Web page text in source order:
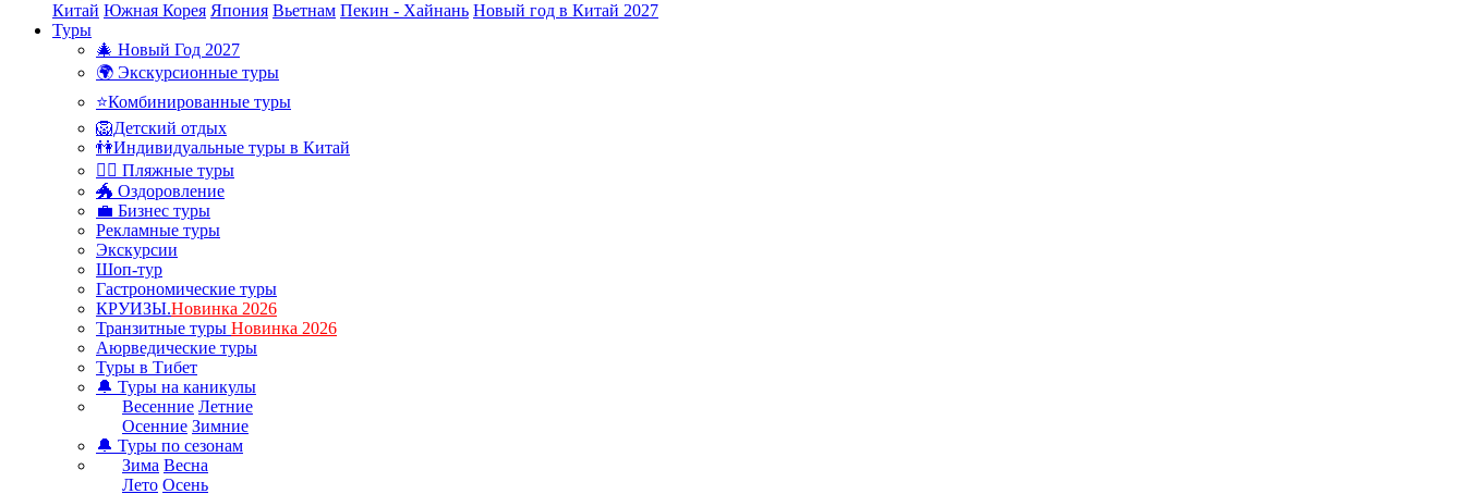
Китай Южная Корея Япония Вьетнам Пекин - Хайнань Новый год в Китай 2027
Туры
🎄 Новый Год 2027
🌍 Экскурсионные туры
⭐Комбинированные туры
🦁Детский отдых
👫Индивидуальные туры в Китай
🏊‍♂ Пляжные туры
🐲 Оздоровление
💼 Бизнес туры
Рекламные туры
Экскурсии
Шоп-тур
Гастрономические туры
КРУИЗЫ.Новинка 2026
Транзитные туры Новинка 2026
Аюрведические туры
Туры в Тибет
🔔 Туры на каникулы
Весенние Летние
Осенние Зимние
🔔 Туры по сезонам
Зима Весна
Лето Осень